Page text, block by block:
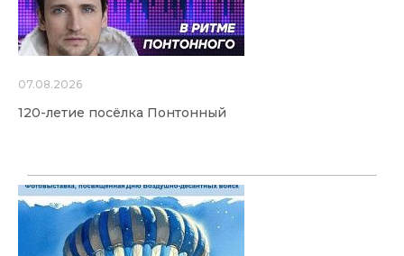
07.08.2026
120-летие посёлка Понтонный